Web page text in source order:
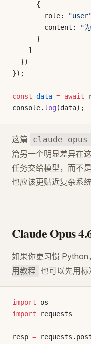
      {
        role:
"user"
        content:
"
      }
    ]
  })
});
const data = await
console. log (data);
这篇 claude opus
篇另一个明显差异在
任务交给模型，而不
也应该更贴近复杂系
Claude Opus
如果你更习惯 Python，
用教程 也可以先用标
import os
import requests
resp =